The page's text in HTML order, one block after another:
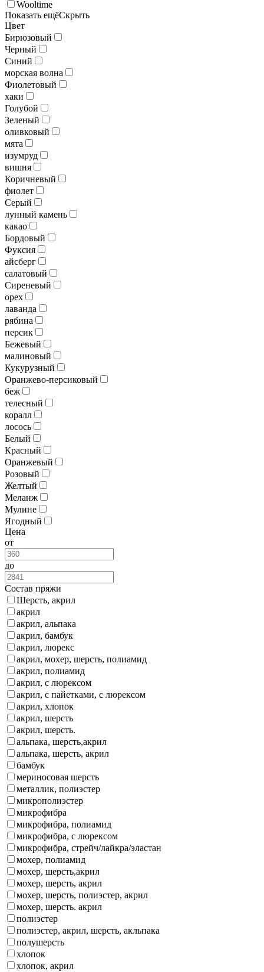
Wooltime
Показать ещёСкрыть
Цвет
Бирюзовый
Черный
Синий
морская волна
Фиолетовый
хаки
Голубой
Зеленый
оливковый
мята
изумруд
вишня
Коричневый
фиолет
Серый
лунный камень
какао
Бордовый
Фуксия
айсберг
салатовый
Сиреневый
орех
лаванда
рябина
персик
Бежевый
малиновый
Кукурузный
Оранжево-персиковый
беж
телесный
коралл
лосось
Белый
Красный
Оранжевый
Розовый
Желтый
Меланж
Мулине
Ягодный
Цена
от
до
Состав пряжи
Шерсть, акрил
акрил
акрил, альпака
акрил, бамбук
акрил, люрекс
акрил, мохер, шерсть, полиамид
акрил, полиамид
акрил, с люрексом
акрил, с пайетками, с люрексом
акрил, хлопок
акрил, шерсть
акрил, шерсть.
альпака, шерсть,акрил
альпака, шерсть, акрил
бамбук
мериносовая шерсть
металлик, полиэстер
микрополиэстер
микрофибра
микрофибра, полиамид
микрофибра, с люрексом
микрофибра, стрейч/лайкра/эластан
мохер, полиамид
мохер, шерсть,акрил
мохер, шерсть, акрил
мохер, шерсть, полиэстер, акрил
мохер, шерсть. акрил
полиэстер
полиэстер, акрил, шерсть, акльпака
полушерсть
хлопок
хлопок, акрил